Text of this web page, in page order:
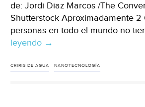
de: Jordi Diaz Marcos /The
Shutterstock Aproximadamente
personas en todo el mundo no
leyendo Mundo-
agua
→
CRIRIS DE AGUA NANOTECNOLOGÍA